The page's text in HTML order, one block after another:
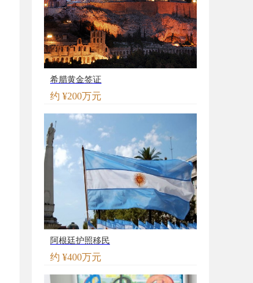
希腊黄金签证
约 ¥200万元
阿根廷护照移民
约 ¥400万元